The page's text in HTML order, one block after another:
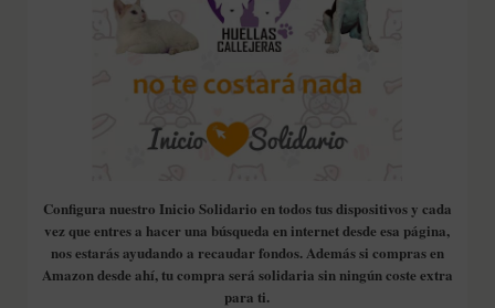
Configura nuestro Inicio Solidario en todos tus dispositivos y cada
vez que entres a hacer una búsqueda en internet desde esa página,
nos estarás ayudando a recaudar fondos. Además si compras en
Amazon desde ahí, tu compra será solidaria sin ningún coste extra
para ti.